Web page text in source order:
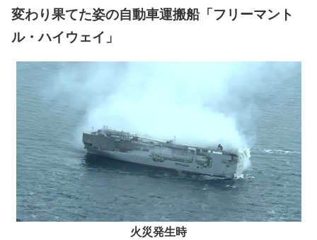
変わり果てた姿の自動車運搬船「フリーマント
ル・ハイウェイ」
火災発生時